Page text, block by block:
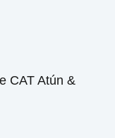
CAT Atún &